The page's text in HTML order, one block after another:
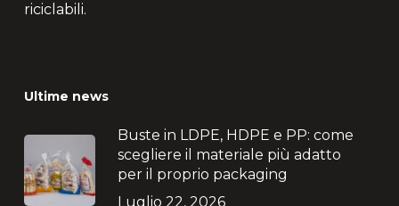
riciclabili.
Ultime news
Buste in LDPE, HDPE e PP: come
scegliere il materiale più adatto
per il proprio packaging
Luglio 22, 2026